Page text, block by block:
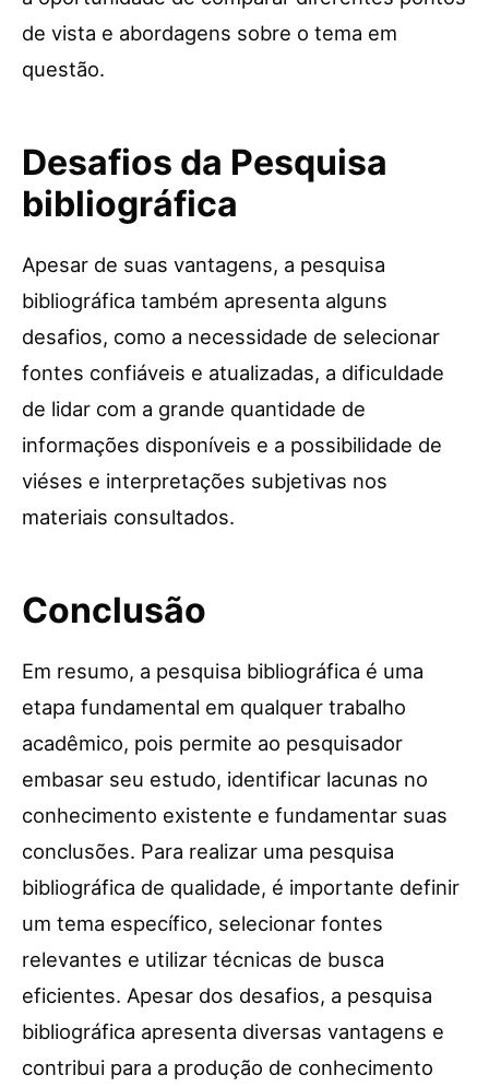
de vista e abordagens sobre o tema em
questão.
Desafios da Pesquisa
bibliográfica
Apesar de suas vantagens, a pesquisa
bibliográfica também apresenta alguns
desafios, como a necessidade de selecionar
fontes confiáveis e atualizadas, a dificuldade
de lidar com a grande quantidade de
informações disponíveis e a possibilidade de
viéses e interpretações subjetivas nos
materiais consultados.
Conclusão
Em resumo, a pesquisa bibliográfica é uma
etapa fundamental em qualquer trabalho
acadêmico, pois permite ao pesquisador
embasar seu estudo, identificar lacunas no
conhecimento existente e fundamentar suas
conclusões. Para realizar uma pesquisa
bibliográfica de qualidade, é importante definir
um tema específico, selecionar fontes
relevantes e utilizar técnicas de busca
eficientes. Apesar dos desafios, a pesquisa
bibliográfica apresenta diversas vantagens e
contribui para a produção de conhecimento